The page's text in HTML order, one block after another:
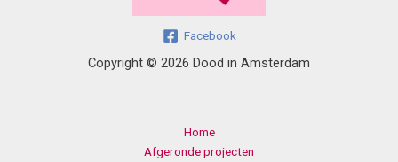
Facebook
Copyright © 2026 Dood in Amsterdam
Home
Afgeronde projecten